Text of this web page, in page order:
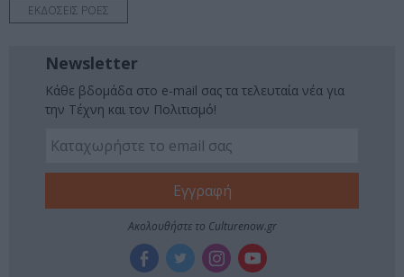
ΕΚΔΟΣΕΙΣ ΡΟΕΣ
Newsletter
Κάθε βδομάδα στο e-mail σας τα τελευταία νέα για
την Τέχνη και τον Πολιτισμό!
Ακολουθήστε το Culturenow.gr